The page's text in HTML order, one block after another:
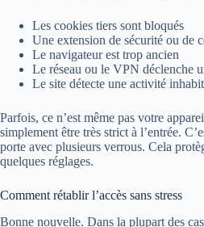
Les cookies tiers sont bloqués
Une extension de sécurité ou de
Le navigateur est trop ancien
Le réseau ou le VPN déclenche
Le site détecte une activité
Parfois, ce n’est même pas votre
simplement être très strict à l’entrée.
porte avec plusieurs verrous. Cela
quelques réglages.
Comment rétablir l’accès sans stress
Bonne nouvelle. Dans la plupart des